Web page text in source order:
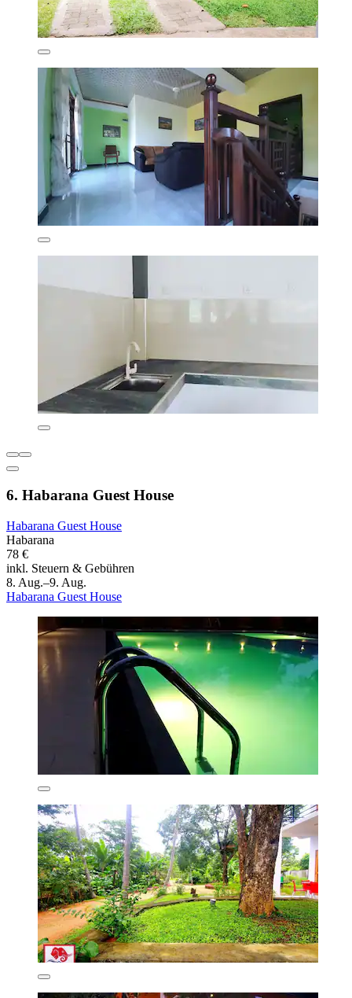
6. Habarana Guest House
Habarana Guest House
Habarana
78 €
inkl. Steuern & Gebühren
8. Aug.–9. Aug.
Habarana Guest House